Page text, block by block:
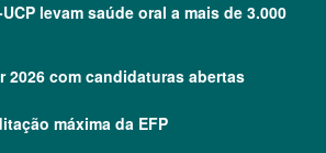
levam saúde oral a mais de 3.000
2026 com candidaturas abertas
máxima da EFP